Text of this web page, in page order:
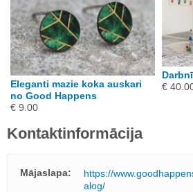
Eleganti mazie koka auskari
no Good Happens
€ 9.00
€
Kontaktinformācija
Mājaslapa:
https://
alog/